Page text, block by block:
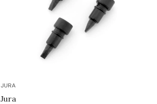
JURA
Jura